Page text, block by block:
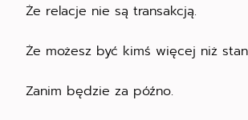
Że relacje nie są transakcją.
Że możesz być kimś więcej niż
Zanim będzie za późno.